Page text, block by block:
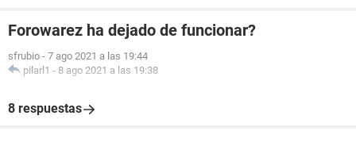
Forowarez ha dejado de funcionar?
sfrubio - 7 ago 2021 a las 19:44
pilarl1 - 8 ago 2021 a las 19:38
8 respuestas